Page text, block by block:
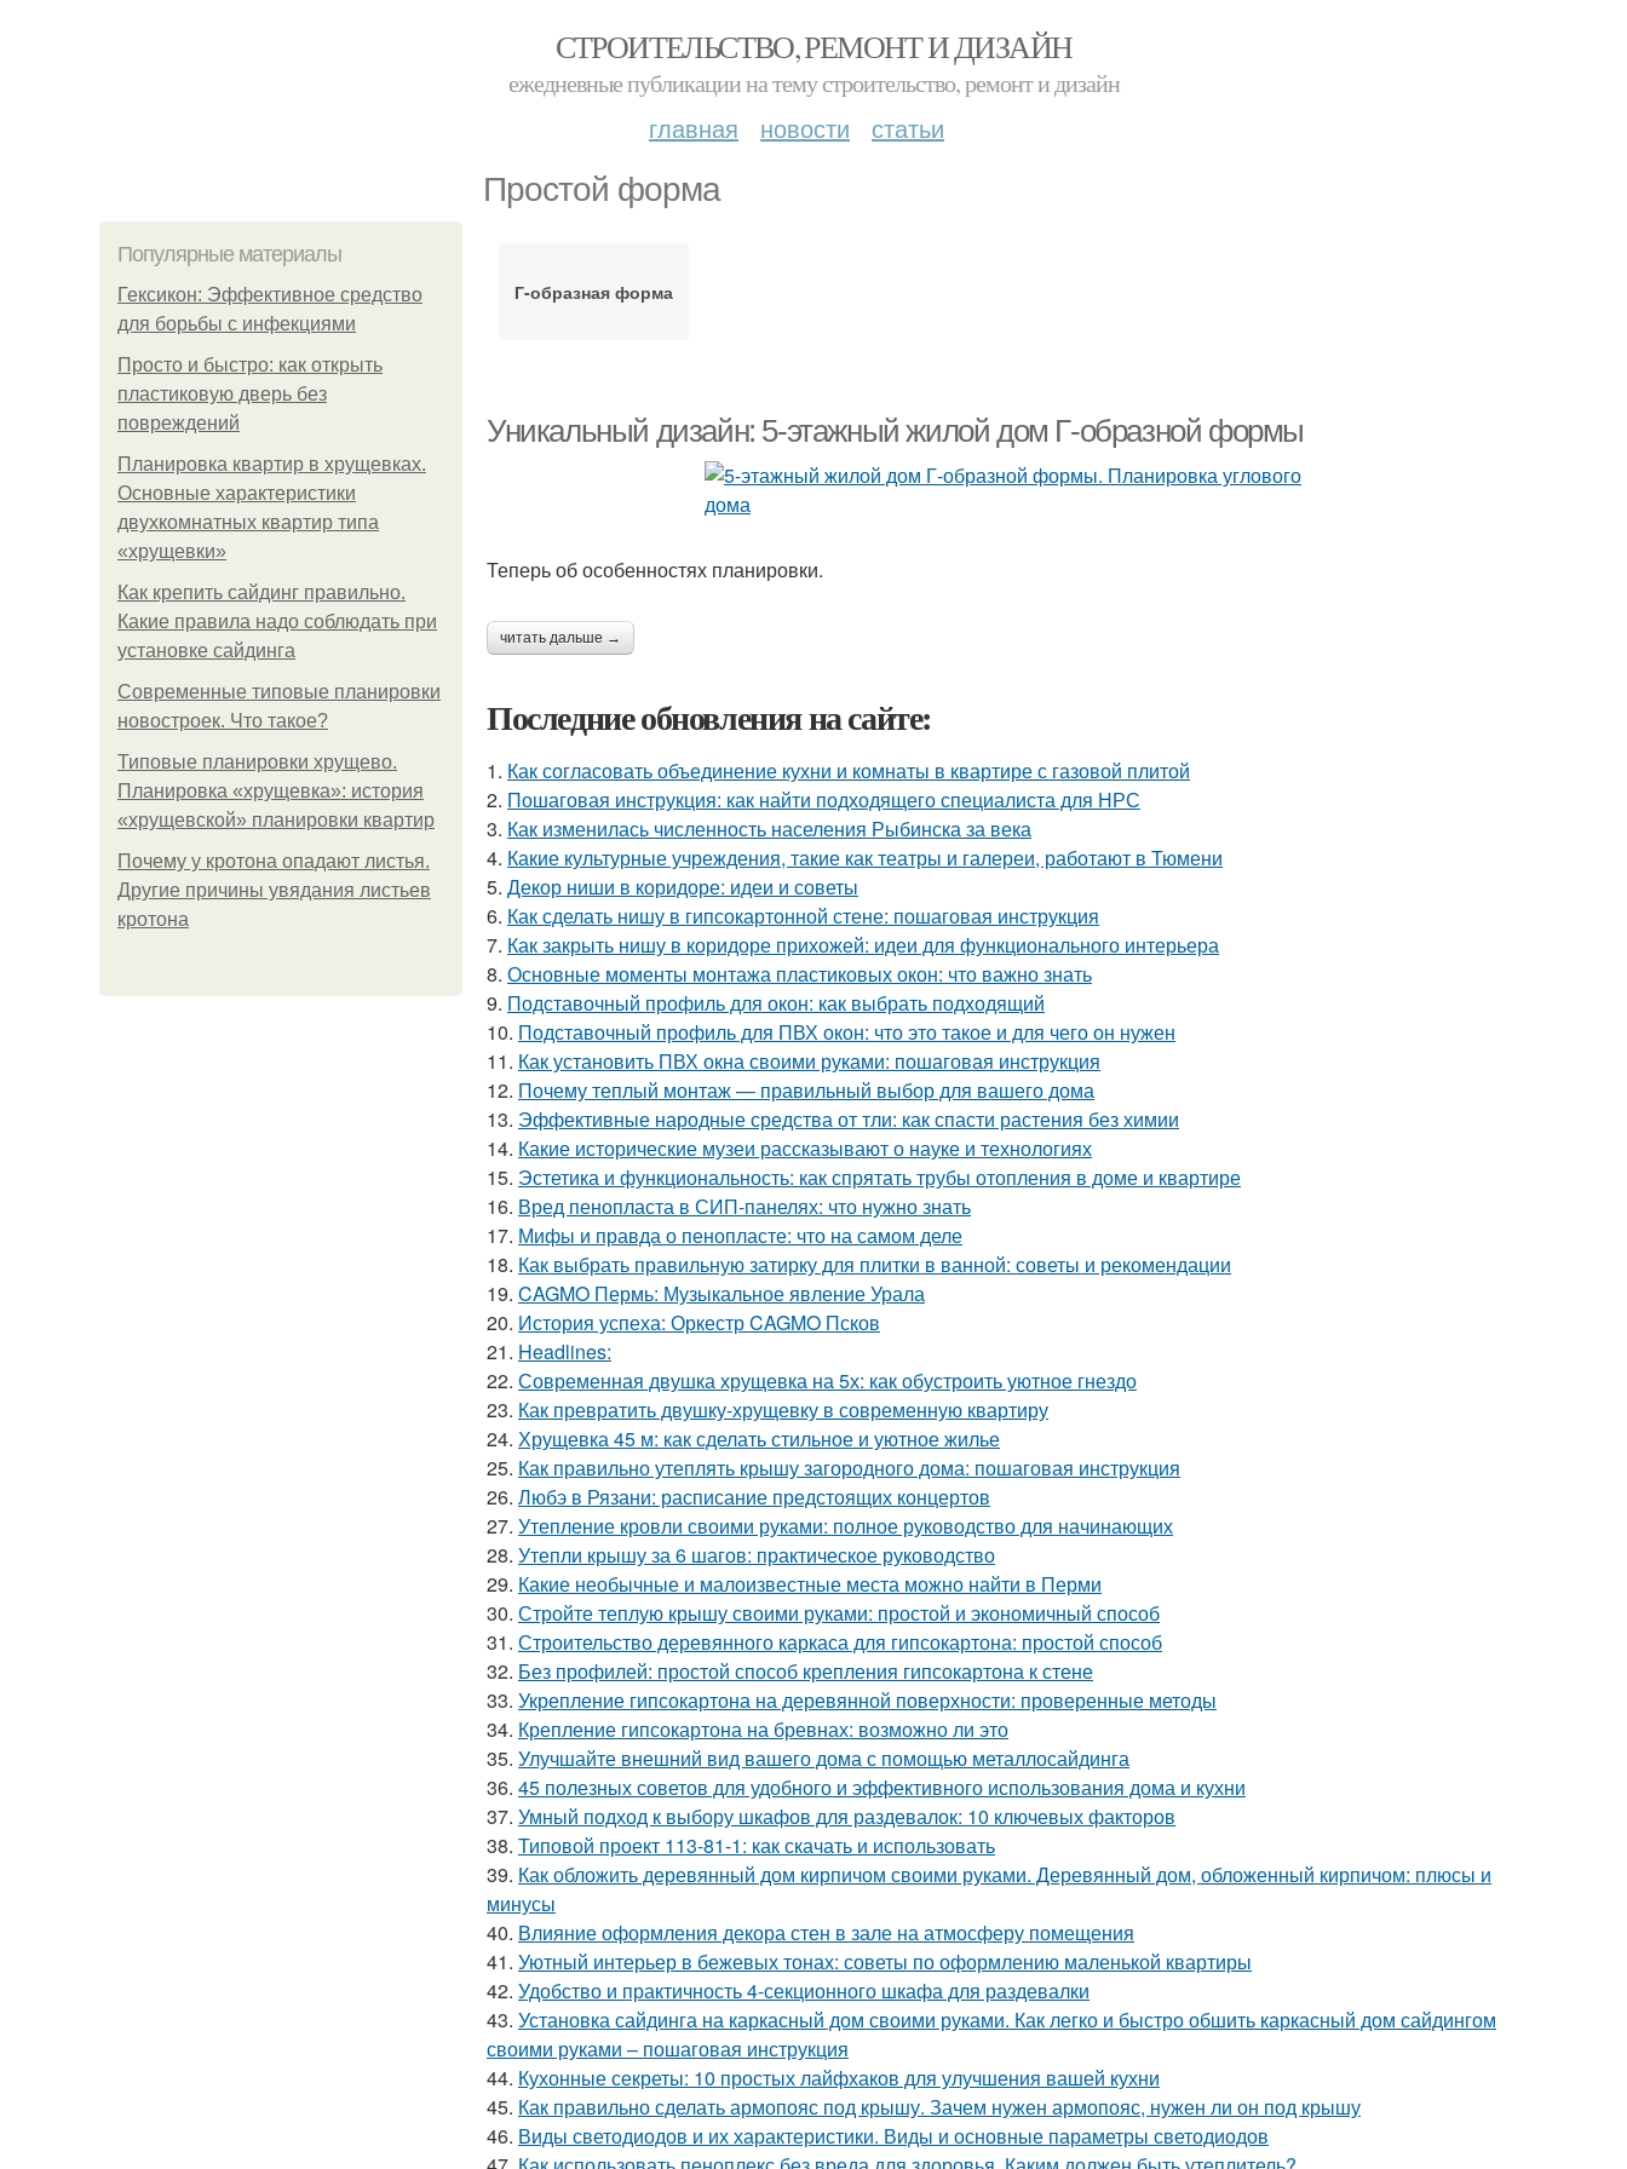
СТРОИТЕЛЬСТВО, РЕМОНТ И ДИЗАЙН
ежедневные публикации на тему строительство, ремонт и дизайн
главная новости статьи
Простой форма
Популярные материалы
Гексикон: Эффективное средство
для борьбы с инфекциями
Просто и быстро: как открыть
пластиковую дверь без
повреждений
Планировка квартир в хрущевках.
Основные характеристики
двухкомнатных квартир типа
«хрущевки»
Как крепить сайдинг правильно.
Какие правила надо соблюдать при
установке сайдинга
Современные типовые планировки
новостроек. Что такое?
Типовые планировки хрущево.
Планировка «хрущевка»: история
«хрущевской» планировки квартир
Почему у кротона опадают листья.
Другие причины увядания листьев
кротона
Г-образная форма
Уникальный дизайн: 5-этажный жилой дом Г-образной формы
Теперь об особенностях планировки.
читать дальше →
Последние обновления на сайте:
1. Как согласовать объединение кухни и комнаты в квартире с газовой плитой
2. Пошаговая инструкция: как найти подходящего специалиста для НРС
3. Как изменилась численность населения Рыбинска за века
4. Какие культурные учреждения, такие как театры и галереи, работают в Тюмени
5. Декор ниши в коридоре: идеи и советы
6. Как сделать нишу в гипсокартонной стене: пошаговая инструкция
7. Как закрыть нишу в коридоре прихожей: идеи для функционального интерьера
8. Основные моменты монтажа пластиковых окон: что важно знать
9. Подставочный профиль для окон: как выбрать подходящий
10. Подставочный профиль для ПВХ окон: что это такое и для чего он нужен
11. Как установить ПВХ окна своими руками: пошаговая инструкция
12. Почему теплый монтаж — правильный выбор для вашего дома
13. Эффективные народные средства от тли: как спасти растения без химии
14. Какие исторические музеи рассказывают о науке и технологиях
15. Эстетика и функциональность: как спрятать трубы отопления в доме и квартире
16. Вред пенопласта в СИП-панелях: что нужно знать
17. Мифы и правда о пенопласте: что на самом деле
18. Как выбрать правильную затирку для плитки в ванной: советы и рекомендации
19. CAGMO Пермь: Музыкальное явление Урала
20. История успеха: Оркестр CAGMO Псков
21. Headlines:
22. Современная двушка хрущевка на 5х: как обустроить уютное гнездо
23. Как превратить двушку-хрущевку в современную квартиру
24. Хрущевка 45 м: как сделать стильное и уютное жилье
25. Как правильно утеплять крышу загородного дома: пошаговая инструкция
26. Любэ в Рязани: расписание предстоящих концертов
27. Утепление кровли своими руками: полное руководство для начинающих
28. Утепли крышу за 6 шагов: практическое руководство
29. Какие необычные и малоизвестные места можно найти в Перми
30. Стройте теплую крышу своими руками: простой и экономичный способ
31. Строительство деревянного каркаса для гипсокартона: простой способ
32. Без профилей: простой способ крепления гипсокартона к стене
33. Укрепление гипсокартона на деревянной поверхности: проверенные методы
34. Крепление гипсокартона на бревнах: возможно ли это
35. Улучшайте внешний вид вашего дома с помощью металлосайдинга
36. 45 полезных советов для удобного и эффективного использования дома и кухни
37. Умный подход к выбору шкафов для раздевалок: 10 ключевых факторов
38. Типовой проект 113-81-1: как скачать и использовать
39. Как обложить деревянный дом кирпичом своими руками. Деревянный дом, обложенный кирпичом: плюсы и
минусы
40. Влияние оформления декора стен в зале на атмосферу помещения
41. Уютный интерьер в бежевых тонах: советы по оформлению маленькой квартиры
42. Удобство и практичность 4-секционного шкафа для раздевалки
43. Установка сайдинга на каркасный дом своими руками. Как легко и быстро обшить каркасный дом сайдингом
своими руками – пошаговая инструкция
44. Кухонные секреты: 10 простых лайфхаков для улучшения вашей кухни
45. Как правильно сделать армопояс под крышу. Зачем нужен армопояс, нужен ли он под крышу
46. Виды светодиодов и их характеристики. Виды и основные параметры светодиодов